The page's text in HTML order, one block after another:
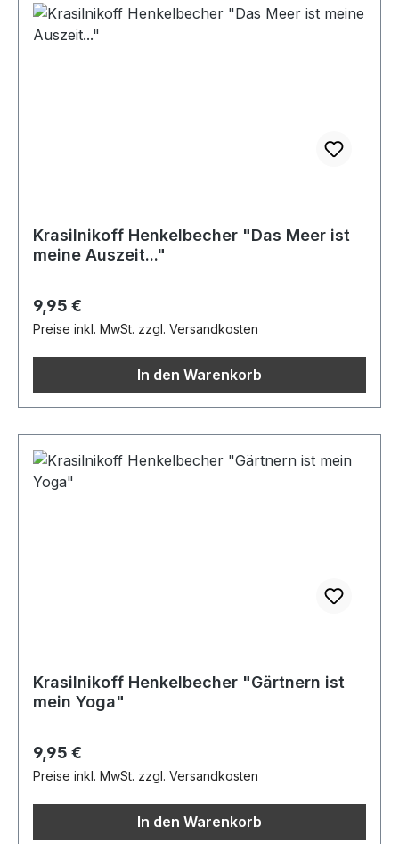
Krasilnikoff Henkelbecher "Das Meer ist
meine Auszeit..."
Regulärer Preis:
9,95 €
Preise inkl. MwSt. zzgl. Versandkosten
In den Warenkorb
Krasilnikoff Henkelbecher "Gärtnern ist
mein Yoga"
Regulärer Preis:
9,95 €
Preise inkl. MwSt. zzgl. Versandkosten
In den Warenkorb